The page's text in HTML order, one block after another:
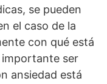
se pueden
el caso de la
con qué está
importante ser
ansiedad está